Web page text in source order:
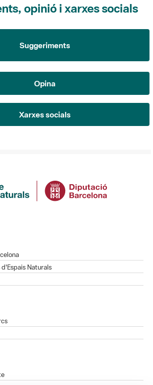
opinió i xarxes socials
Suggeriments
Opina
Xarxes socials
Naturals